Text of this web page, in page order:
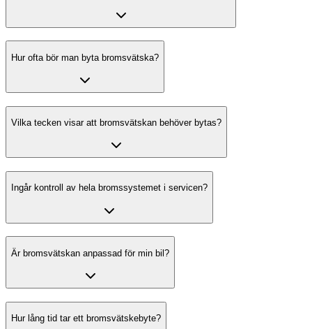
Hur ofta bör man byta bromsvätska?
Vilka tecken visar att bromsvätskan behöver bytas?
Ingår kontroll av hela bromssystemet i servicen?
Är bromsvätskan anpassad för min bil?
Hur lång tid tar ett bromsvätskebyte?